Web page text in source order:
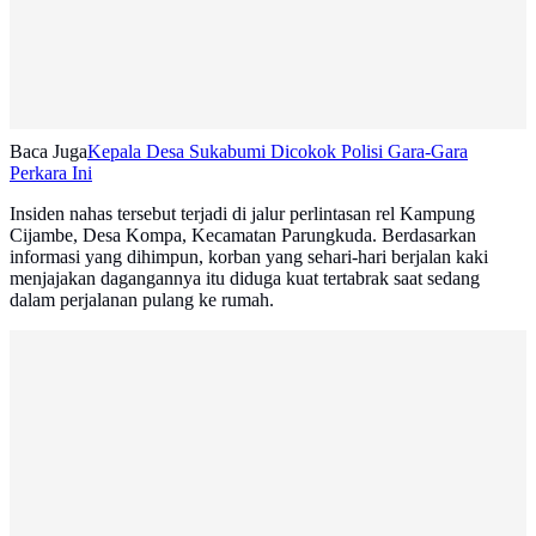
Baca JugaKepala Desa Sukabumi Dicokok Polisi Gara-Gara
Perkara Ini
Insiden nahas tersebut terjadi di jalur perlintasan rel Kampung
Cijambe, Desa Kompa, Kecamatan Parungkuda. Berdasarkan
informasi yang dihimpun, korban yang sehari-hari berjalan kaki
menjajakan dagangannya itu diduga kuat tertabrak saat sedang
dalam perjalanan pulang ke rumah.